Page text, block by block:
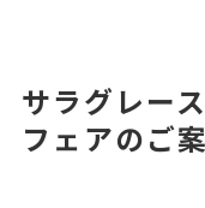
サラグレー
フェアのご